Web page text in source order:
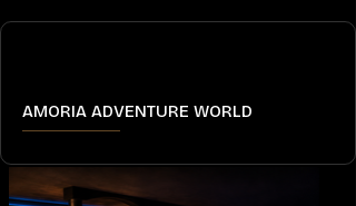
AMORIA ADVENTURE WORLD